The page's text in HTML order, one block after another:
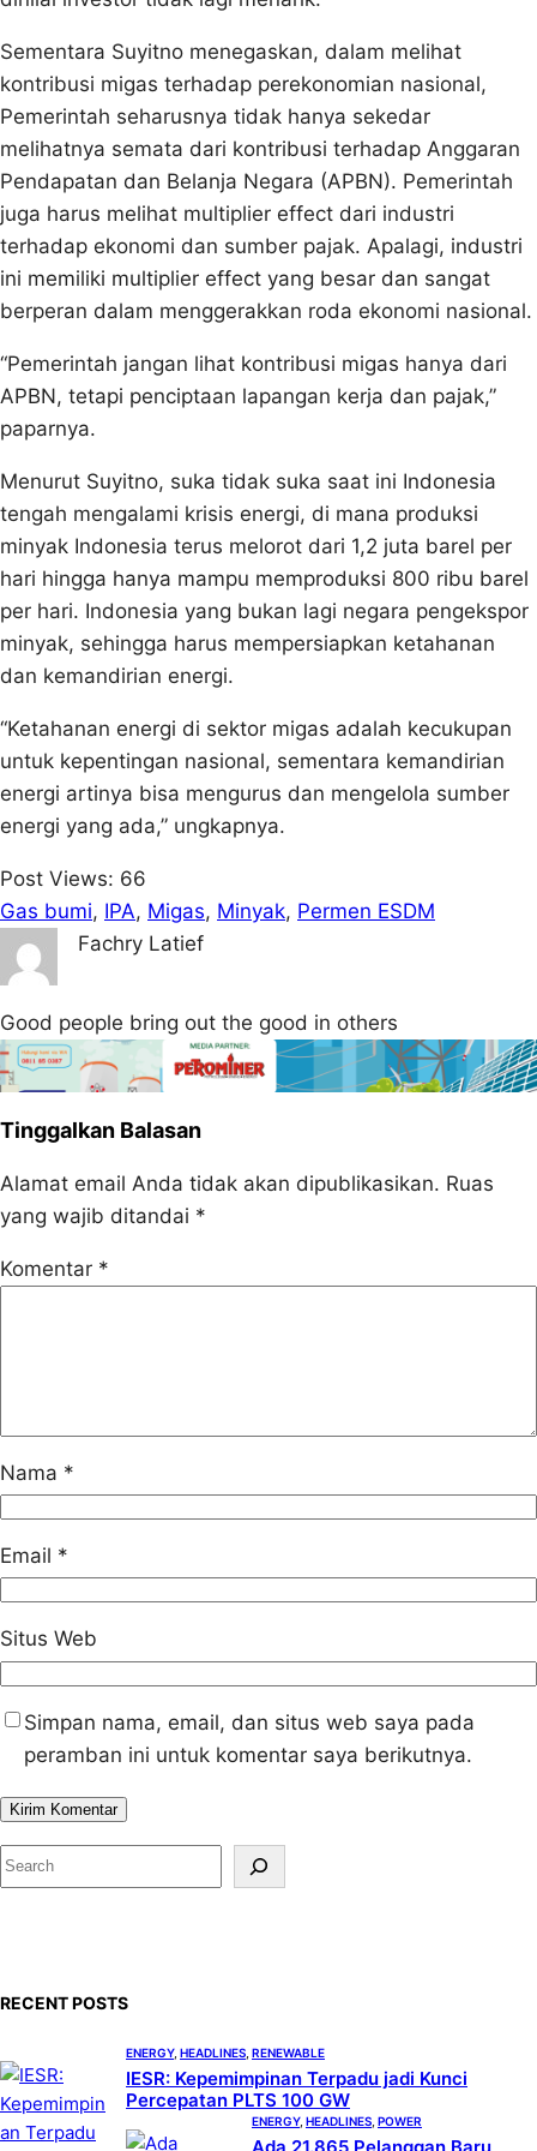
Sementara Suyitno menegaskan, dalam melihat
kontribusi migas terhadap perekonomian nasional,
Pemerintah seharusnya tidak hanya sekedar
melihatnya semata dari kontribusi terhadap Anggaran
Pendapatan dan Belanja Negara (APBN). Pemerintah
juga harus melihat multiplier effect dari industri
terhadap ekonomi dan sumber pajak. Apalagi, industri
ini memiliki multiplier effect yang besar dan sangat
berperan dalam menggerakkan roda ekonomi nasional.
“Pemerintah jangan lihat kontribusi migas hanya dari
APBN, tetapi penciptaan lapangan kerja dan pajak,”
paparnya.
Menurut Suyitno, suka tidak suka saat ini Indonesia
tengah mengalami krisis energi, di mana produksi
minyak Indonesia terus melorot dari 1,2 juta barel per
hari hingga hanya mampu memproduksi 800 ribu barel
per hari. Indonesia yang bukan lagi negara pengekspor
minyak, sehingga harus mempersiapkan ketahanan
dan kemandirian energi.
“Ketahanan energi di sektor migas adalah kecukupan
untuk kepentingan nasional, sementara kemandirian
energi artinya bisa mengurus dan mengelola sumber
energi yang ada,” ungkapnya.
Post Views: 66
Gas bumi, IPA, Migas, Minyak, Permen ESDM
Fachry Latief
Good people bring out the good in others
Tinggalkan Balasan
Alamat email Anda tidak akan dipublikasikan. Ruas
yang wajib ditandai *
Komentar *
Nama *
Email *
Situs Web
Simpan nama, email, dan situs web saya pada
peramban ini untuk komentar saya berikutnya.
S
e
RECENT POSTS
ENERGY, HEADLINES RENEWABLE
IESR: Kepemimpinan Terpadu jadi Kunci
Percepatan PLTS 100 GW
ENERGY, HEADLINES POWER